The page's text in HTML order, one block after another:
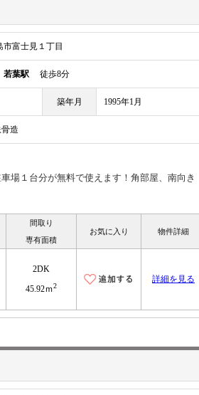
市富士見１丁目
若葉駅 徒歩8分
築年月 1995年1月
造
場１台分が無料で使えます！角部屋、南向き
間取り
専有面積
お気に入り 物件詳細
2DK
45.92ｍ2
詳細を見る